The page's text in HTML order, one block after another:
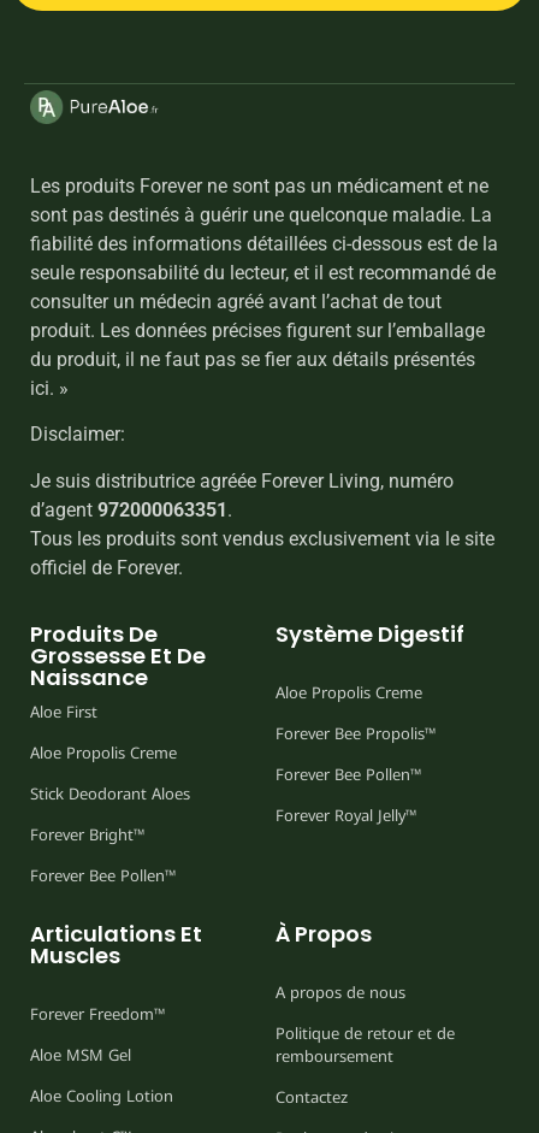
Les produits Forever ne sont pas un médicament et ne
sont pas destinés à guérir une quelconque maladie. La
fiabilité des informations détaillées ci-dessous est de la
seule responsabilité du lecteur, et il est recommandé de
consulter un médecin agréé avant l’achat de tout
produit. Les données précises figurent sur l’emballage
du produit, il ne faut pas se fier aux détails présentés
ici. »
Disclaimer:
Je suis distributrice agréée Forever Living, numéro
d’agent 972000063351.
Tous les produits sont vendus exclusivement via le site
officiel de Forever.
Produits De
Grossesse Et De
Naissance
Aloe First
Aloe Propolis Creme
Stick Deodorant Aloes
Forever Bright™
Forever Bee Pollen™
Système Digestif
Aloe Propolis Creme
Forever Bee Propolis™
Forever Bee Pollen™
Forever Royal Jelly™
Articulations Et
Muscles
Forever Freedom™
Aloe MSM Gel
Aloe Cooling Lotion
À Propos
A propos de nous
Politique de retour et de
remboursement
Contactez